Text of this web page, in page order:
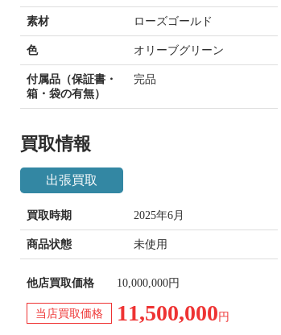
素材 ローズゴールド
色 オリーブグリーン
付属品（保証書・
箱・袋の有無）
完品
買取情報
出張買取
買取時期 2025年6月
商品状態 未使用
他店買取価格 10,000,000円
当店買取価格 11,500,000 円